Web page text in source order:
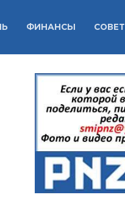
ФИНАНСЫ